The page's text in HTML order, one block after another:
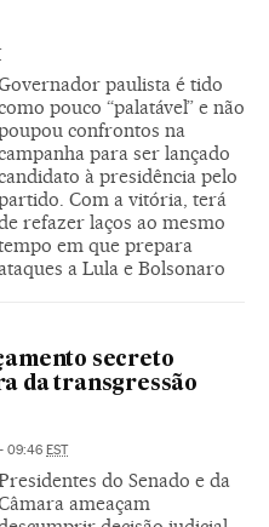
paulista é tido
pouco “palatável” e não
confrontos na
para ser lançado
à presidência pelo
Com a vitória, terá
refazer laços ao mesmo
em que prepara
a Lula e Bolsonaro
secreto
da transgressão
09:46 EST
do Senado e da
ameaçam